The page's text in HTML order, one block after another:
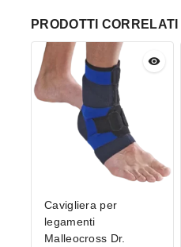
PRODOTTI CORRELATI
Cavigliera per
legamenti
Malleocross Dr.